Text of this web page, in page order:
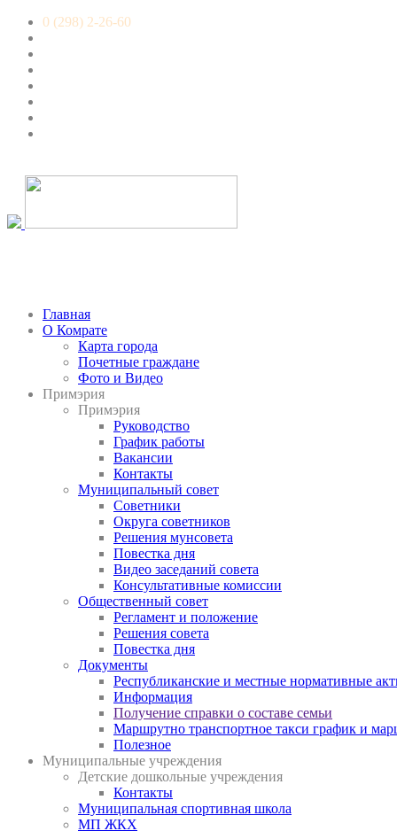
0 (298) 2-26-60
Главная
О Комрате
Карта города
Почетные граждане
Фото и Видео
Примэрия
Примэрия
Руководство
График работы
Вакансии
Контакты
Муниципальный совет
Советники
Округа советников
Решения мунсовета
Повестка дня
Видео заседаний совета
Консультативные комиссии
Общественный совет
Регламент и положение
Решения совета
Повестка дня
Документы
Республиканские и местные нормативные
Информация
Получение справки о составе семьи
Маршрутно транспортное такси график и
Полезное
Муниципальные учреждения
Детские дошкольные учреждения
Контакты
Муниципальная спортивная школа
МП ЖКХ